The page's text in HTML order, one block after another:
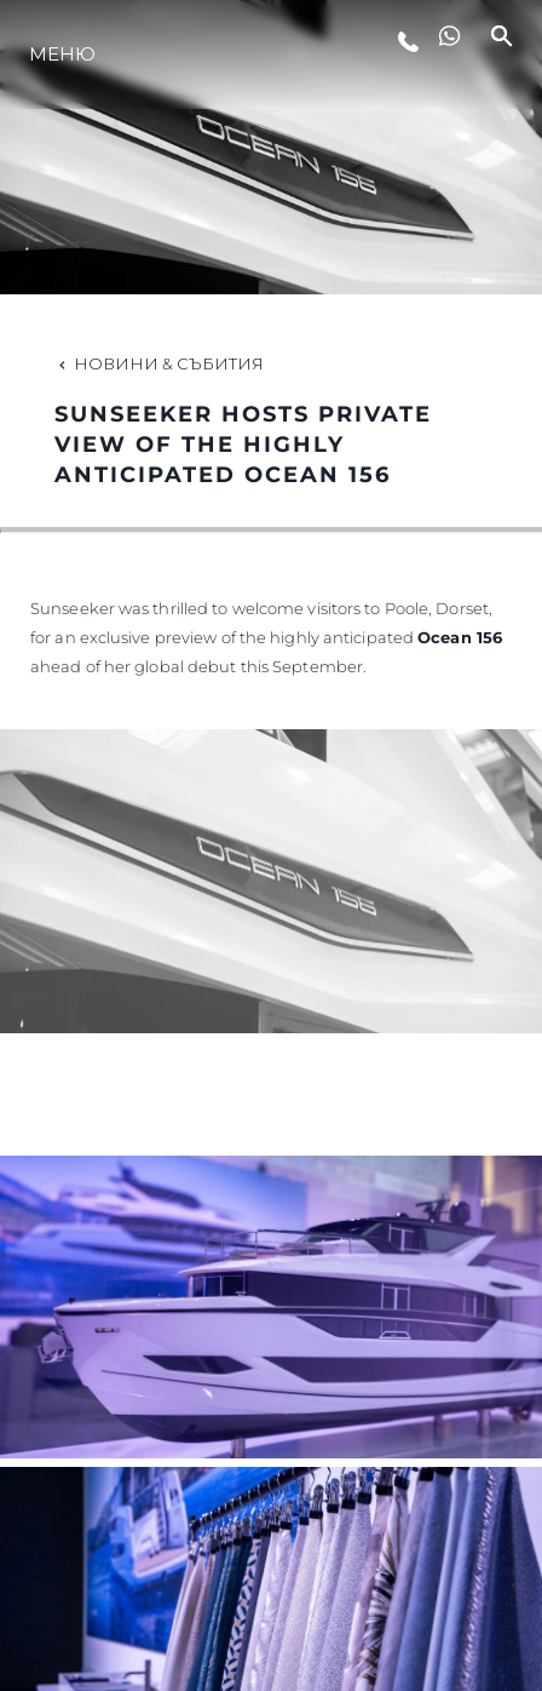
ЛАЙФСТАЙЛ
ИНОВАЦИЯ
КОМПАНИЯТА
ЕКИПЪТ
НАСЛЕДСТВО
ОЦЕНЕТЕ ВАШАТА ЯХТА
МЕНЮ
НОВИНИ & СЪБИТИЯ
SUNSEEKER HOSTS PRIVATE
VIEW OF THE HIGHLY
ANTICIPATED OCEAN 156
Sunseeker was thrilled to welcome visitors to Poole, Dorset,
for an exclusive preview of the highly anticipatedOcean 156
ahead of her global debut this September.